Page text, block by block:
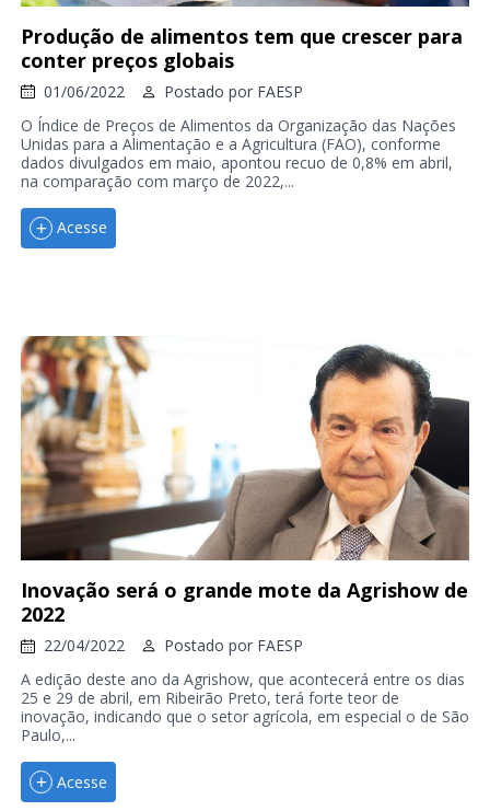
Produção de alimentos tem que crescer para
conter preços globais
01/06/2022 Postado por FAESP
O Índice de Preços de Alimentos da Organização das Nações
Unidas para a Alimentação e a Agricultura (FAO), conforme
dados divulgados em maio, apontou recuo de 0,8% em abril,
na comparação com março de 2022,...
Acesse
Inovação será o grande mote da Agrishow de
2022
22/04/2022 Postado por FAESP
A edição deste ano da Agrishow, que acontecerá entre os dias
25 e 29 de abril, em Ribeirão Preto, terá forte teor de
inovação, indicando que o setor agrícola, em especial o de São
Paulo,...
Acesse